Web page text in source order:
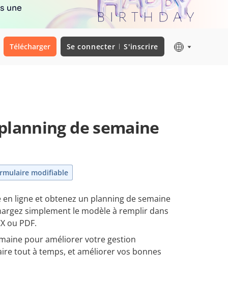
une
Télécharger Se connecter S'inscrire
de semaine
modifiable
ligne et obtenez un planning de semaine
simplement le modèle à remplir dans
ou PDF.
pour améliorer votre gestion
tout à temps, et améliorer vos bonnes